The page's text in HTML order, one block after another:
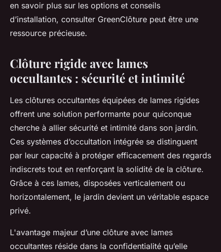
en savoir plus sur les options et conseils
d’installation, consulter GreenClôture peut être une
ressource précieuse.
Clôture rigide avec lames
occultantes : sécurité et intimité
Les clôtures occultantes équipées de lames rigides
offrent une solution performante pour quiconque
cherche à allier sécurité et intimité dans son jardin.
Ces systèmes d’occultation intégrée se distinguent
par leur capacité à protéger efficacement des regards
indiscrets tout en renforçant la solidité de la clôture.
Grâce à ces lames, disposées verticalement ou
horizontalement, le jardin devient un véritable espace
privé.
L'avantage majeur d’une clôture avec lames
occultantes réside dans la confidentialité qu’elle